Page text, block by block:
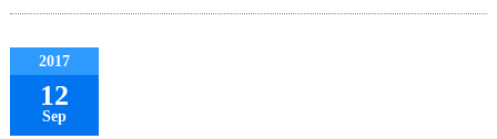
2017
12
Sep